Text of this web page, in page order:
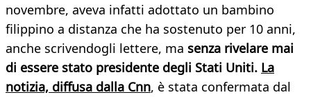
novembre, aveva infatti adottato un bambino
filippino a distanza che ha sostenuto per 10 anni,
anche scrivendogli lettere, ma senza rivelare mai
di essere stato presidente degli Stati Uniti. La
notizia, diffusa dalla Cnn, è stata confermata dal